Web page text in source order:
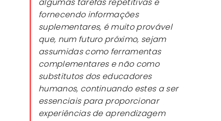
algumas tarefas repetitivas e
fornecendo informações
suplementares, é muito provável
que, num futuro próximo, sejam
assumidas como ferramentas
complementares e não como
substitutos dos educadores
humanos, continuando estes a ser
essenciais para proporcionar
experiências de aprendizagem